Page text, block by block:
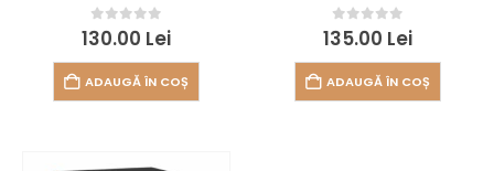
0out of 5
130.00 Lei
ADAUGĂ ÎN COȘ
0 out of 5
135.00 Lei
ADAUGĂ ÎN COȘ